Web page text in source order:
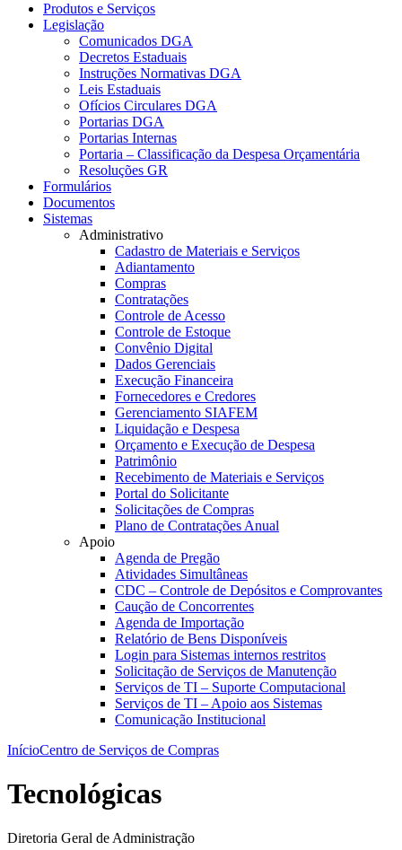
Produtos e Serviços
Legislação
Comunicados DGA
Decretos Estaduais
Instruções Normativas DGA
Leis Estaduais
Ofícios Circulares DGA
Portarias DGA
Portarias Internas
Portaria – Classificação da Despesa Orçamentária
Resoluções GR
Formulários
Documentos
Sistemas
Administrativo
Cadastro de Materiais e Serviços
Adiantamento
Compras
Contratações
Controle de Acesso
Controle de Estoque
Convênio Digital
Dados Gerenciais
Execução Financeira
Fornecedores e Credores
Gerenciamento SIAFEM
Liquidação e Despesa
Orçamento e Execução de Despesa
Patrimônio
Recebimento de Materiais e Serviços
Portal do Solicitante
Solicitações de Compras
Plano de Contratações Anual
Apoio
Agenda de Pregão
Atividades Simultâneas
CDC – Controle de Depósitos e Comprovantes
Caução de Concorrentes
Agenda de Importação
Relatório de Bens Disponíveis
Login para Sistemas internos restritos
Solicitação de Serviços de Manutenção
Serviços de TI – Suporte Computacional
Serviços de TI – Apoio aos Sistemas
Comunicação Institucional
InícioCentro de Serviços de Compras
Tecnológicas
Diretoria Geral de Administração